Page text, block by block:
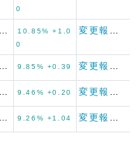
0
10.85% +1.0
0
9.85% +0.39
9.46% +0.20
9.26% +1.04